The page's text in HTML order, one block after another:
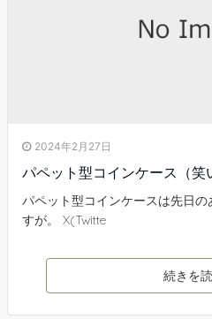
2024年2月27日
パペット型コインケース（笑
パペット型コインケースは先日
すが。 X(Twitte
続きを